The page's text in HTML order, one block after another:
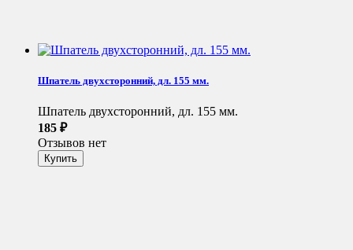
Шпатель двухсторонний, дл. 155 мм.
Шпатель двухсторонний, дл. 155 мм.
185 ₽
Отзывов нет